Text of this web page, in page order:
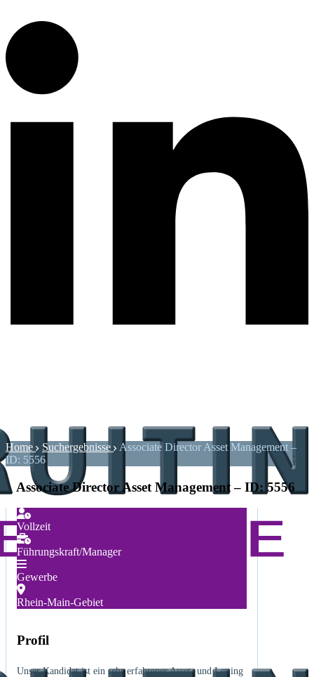
Home Suchergebnisse
Associate Director Asset Management –
ID: 5556
Associate Director Asset Management – ID: 5556
Vollzeit
Führungskraft/Manager
Gewerbe
Rhein-Main-Gebiet
Profil
Unser Kandidat ist ein sehr erfahrener Asset- und Letting